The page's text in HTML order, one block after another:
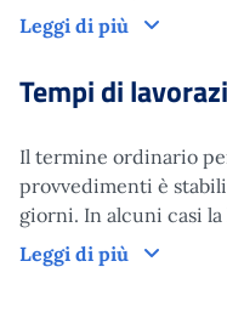
Leggi di più
Tempi di
Il termine ordinario
provvedimenti è
giorni. In alcuni casi
Leggi di più